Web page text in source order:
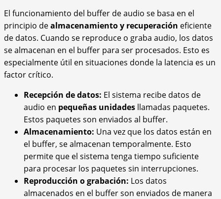
El funcionamiento del buffer de audio se basa en el
principio dealmacenamiento y recuperación eficiente
de datos. Cuando se reproduce o graba audio, los datos
se almacenan en el buffer para ser procesados. Esto es
especialmente útil en situaciones donde la latencia es un
factor crítico.
Recepción de datos: El sistema recibe datos de
audio en pequeñas unidades llamadas paquetes.
Estos paquetes son enviados al buffer.
Almacenamiento: Una vez que los datos están en
el buffer, se almacenan temporalmente. Esto
permite que el sistema tenga tiempo suficiente
para procesar los paquetes sin interrupciones.
Reproducción o grabación: Los datos
almacenados en el buffer son enviados de manera